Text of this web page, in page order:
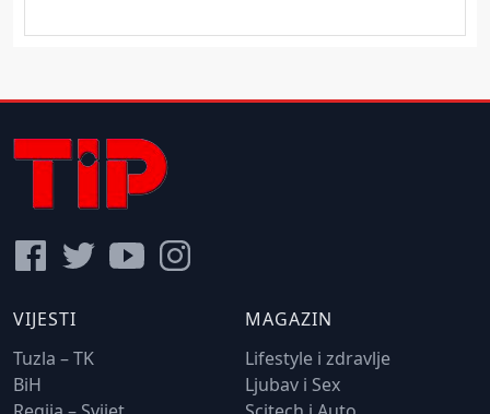
VIJESTI
Tuzla – TK
BiH
MAGAZIN
Lifestyle i zdravlje
Ljubav i Sex